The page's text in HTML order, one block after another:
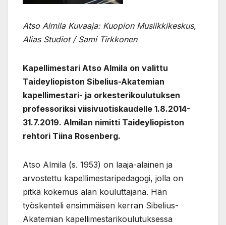
Atso Almila Kuvaaja: Kuopion Musiikkikeskus,
Alias Studiot / Sami Tirkkonen
Kapellimestari Atso Almila on valittu
Taideyliopiston Sibelius-Akatemian
kapellimestari- ja orkesterikoulutuksen
professoriksi viisivuotiskaudelle 1.8.2014-
31.7.2019. Almilan nimitti Taideyliopiston
rehtori Tiina Rosenberg.
Atso Almila (s. 1953) on laaja-alainen ja
arvostettu kapellimestaripedagogi, jolla on
pitkä kokemus alan kouluttajana. Hän
työskenteli ensimmäisen kerran Sibelius-
Akatemian kapellimestarikoulutuksessa